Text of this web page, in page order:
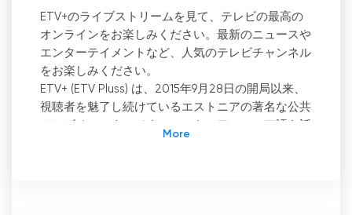
ETV+のライブストリームを見て、テレビの最高の
オンラインをお楽しみください。最新のニュースや
エンターテイメントなど、人気のテレビチャンネル
をお楽しみください。
ETV+ (ETV Pluss) は、2015年9月28日の開局以来、
視聴者を魅了し続けているエストニアの著名な公共